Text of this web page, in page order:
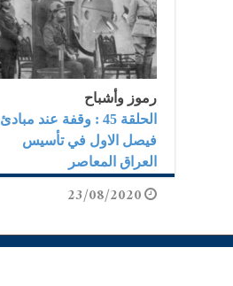
رموز وأشباح
الحلقة 45 : وقفة عند مبادئ
فيصل الاول في تأسيس
العراق المعاصر
23/08/2020